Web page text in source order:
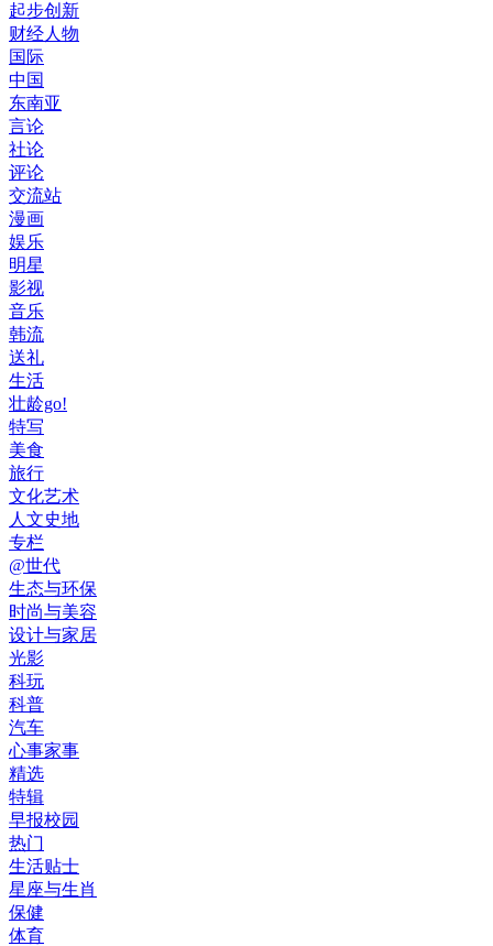
起步创新
财经人物
国际
中国
东南亚
言论
社论
评论
交流站
漫画
娱乐
明星
影视
音乐
韩流
送礼
生活
壮龄go!
特写
美食
旅行
文化艺术
人文史地
专栏
@世代
生态与环保
时尚与美容
设计与家居
光影
科玩
科普
汽车
心事家事
精选
特辑
早报校园
热门
生活贴士
星座与生肖
保健
体育